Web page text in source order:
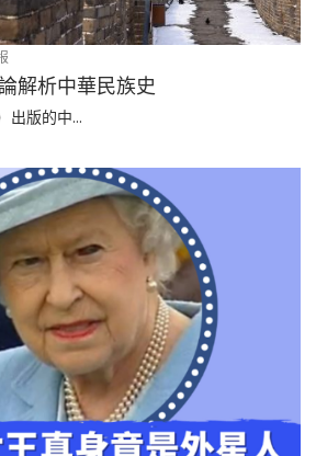
解析中華民族史
出版的中...